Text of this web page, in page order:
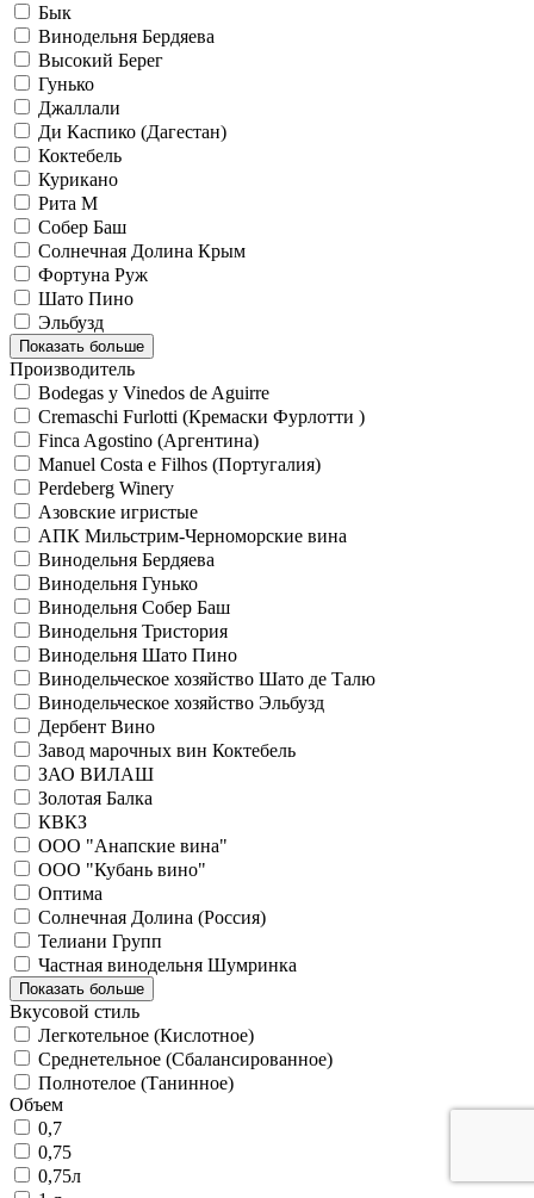
Бык
Винодельня Бердяева
Высокий Берег
Гунько
Джаллали
Ди Каспико (Дагестан)
Коктебель
Курикано
Рита М
Собер Баш
Солнечная Долина Крым
Фортуна Руж
Шато Пино
Эльбузд
Показать больше
Производитель
Bodegas y Vinedos de Aguirre
Cremaschi Furlotti (Кремаски Фурлотти )
Finca Agostino (Аргентина)
Manuel Costa e Filhos (Португалия)
Perdeberg Winery
Азовские игристые
АПК Мильстрим-Черноморские вина
Винодельня Бердяева
Винодельня Гунько
Винодельня Собер Баш
Винодельня Тристория
Винодельня Шато Пино
Винодельческое хозяйство Шато де Талю
Винодельческое хозяйство Эльбузд
Дербент Вино
Завод марочных вин Коктебель
ЗАО ВИЛАШ
Золотая Балка
КВКЗ
ООО "Анапские вина"
ООО "Кубань вино"
Оптима
Солнечная Долина (Россия)
Телиани Групп
Частная винодельня Шумринка
Показать больше
Вкусовой стиль
Легкотельное (Кислотное)
Среднетельное (Сбалансированное)
Полнотелое (Танинное)
Объем
0,7
0,75
0,75л